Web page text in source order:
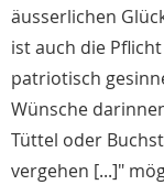
äusserlichen
ist auch die
patriotisch
Wünsche
Tüttel oder
vergehen [...]"